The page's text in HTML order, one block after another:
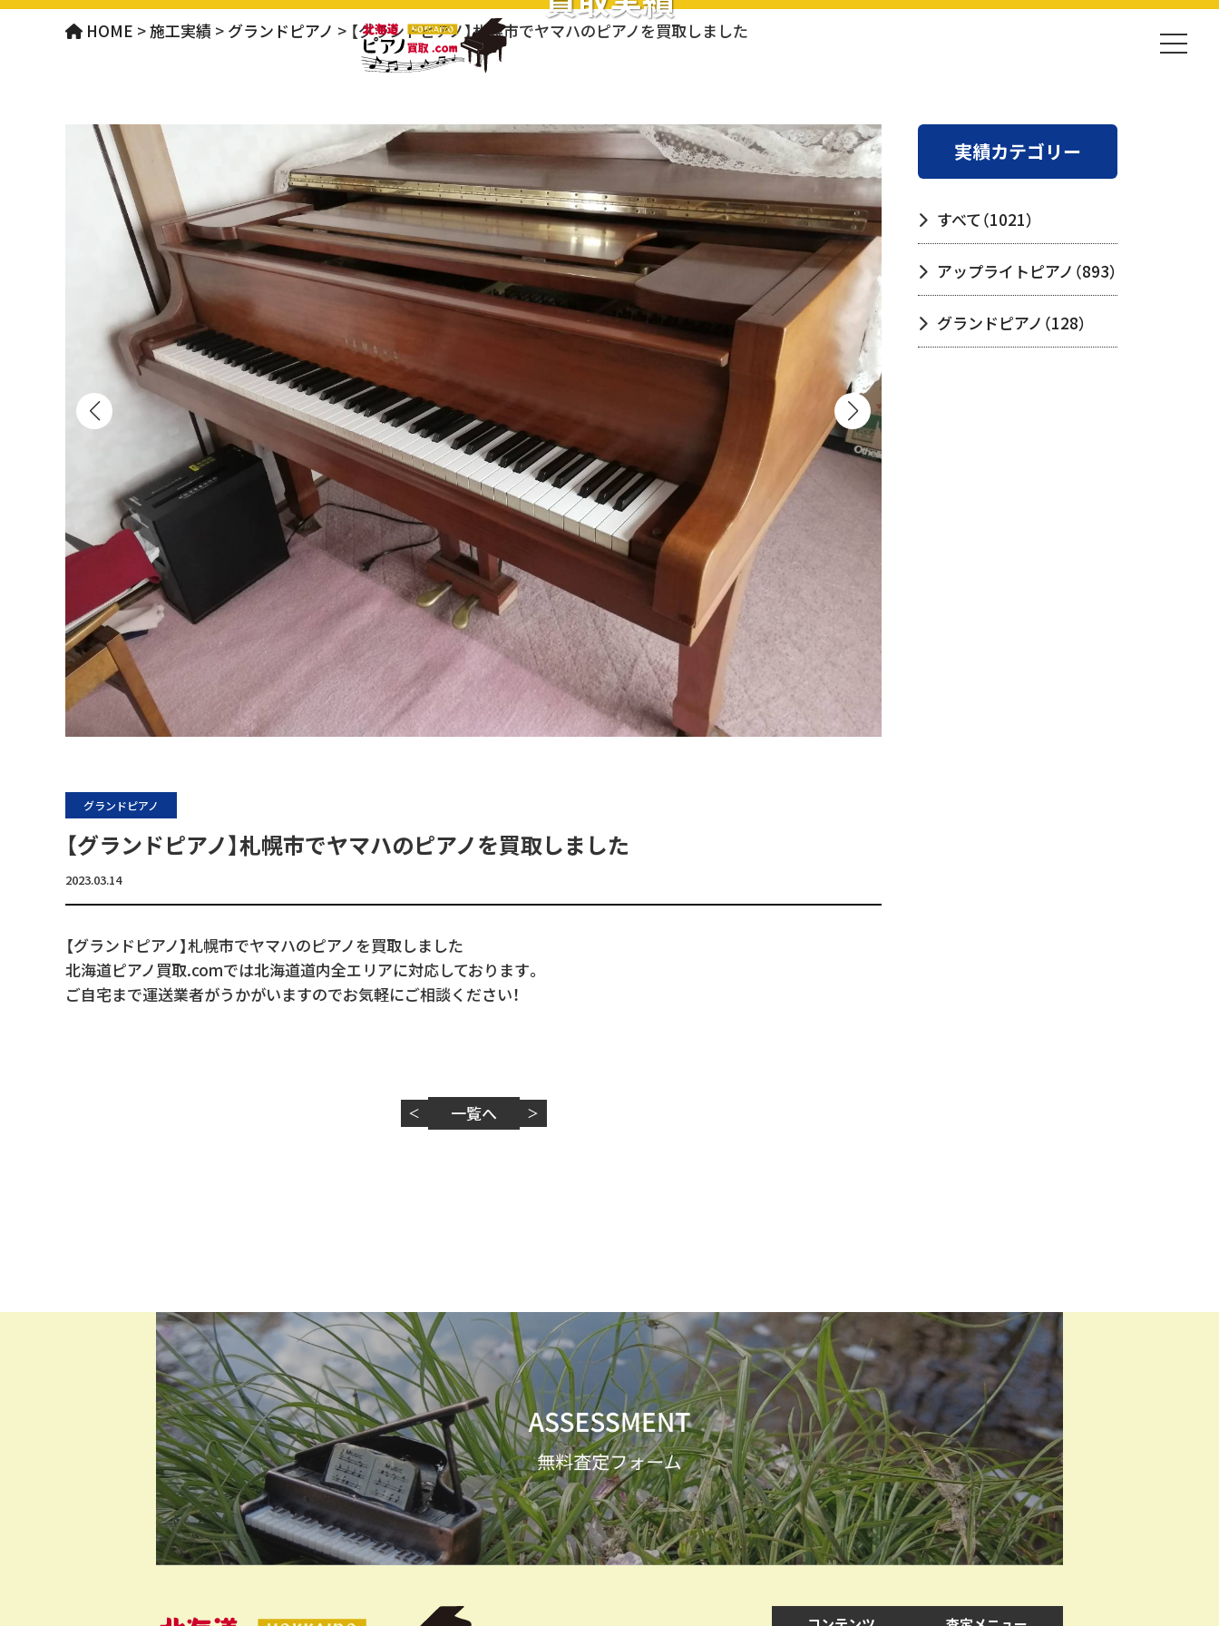
HOME >施工実績 > グランドピアノ > 【グランドピアノ】札幌市でヤマハのピアノを買取しました
グランドピアノ
【グランドピアノ】札幌市でヤマハのピアノを買取しました
2023.03.14
【グランドピアノ】札幌市でヤマハのピアノを買取しました
北海道ピアノ買取.comでは北海道道内全エリアに対応しております。
ご自宅まで運送業者がうかがいますのでお気軽にご相談ください！
＜ 一覧へ ＞
実績カテゴリー
すべて （1021）
アップライトピアノ （893）
グランドピアノ （128）